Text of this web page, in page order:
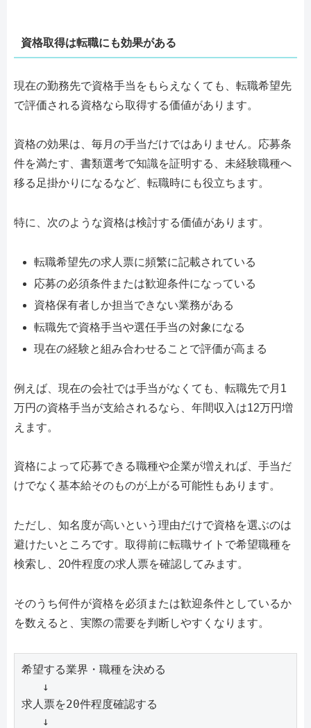
資格取得は転職にも効果がある
現在の勤務先で資格手当をもらえなくても、転職希望先
で評価される資格なら取得する価値があります。
資格の効果は、毎月の手当だけではありません。応募条
件を満たす、書類選考で知識を証明する、未経験職種へ
移る足掛かりになるなど、転職時にも役立ちます。
特に、次のような資格は検討する価値があります。
転職希望先の求人票に頻繁に記載されている
応募の必須条件または歓迎条件になっている
資格保有者しか担当できない業務がある
転職先で資格手当や選任手当の対象になる
現在の経験と組み合わせることで評価が高まる
例えば、現在の会社では手当がなくても、転職先で月1
万円の資格手当が支給されるなら、年間収入は12万円増
えます。
資格によって応募できる職種や企業が増えれば、手当だ
けでなく基本給そのものが上がる可能性もあります。
ただし、知名度が高いという理由だけで資格を選ぶのは
避けたいところです。取得前に転職サイトで希望職種を
検索し、20件程度の求人票を確認してみます。
そのうち何件が資格を必須または歓迎条件としているか
を数えると、実際の需要を判断しやすくなります。
希望する業界・職種を決める
求人票を20件程度確認する